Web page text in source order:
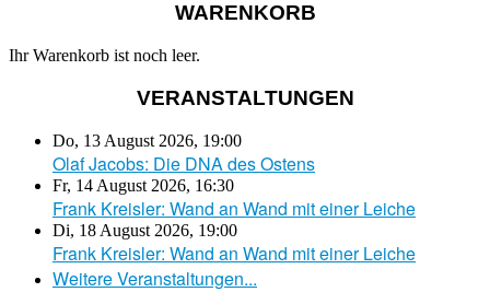
WARENKORB
Ihr Warenkorb ist noch leer.
VERANSTALTUNGEN
Do, 13 August 2026, 19:00
Olaf Jacobs: Die DNA des Ostens
Fr, 14 August 2026, 16:30
Frank Kreisler: Wand an Wand mit einer Leiche
Di, 18 August 2026, 19:00
Frank Kreisler: Wand an Wand mit einer Leiche
Weitere Veranstaltungen...